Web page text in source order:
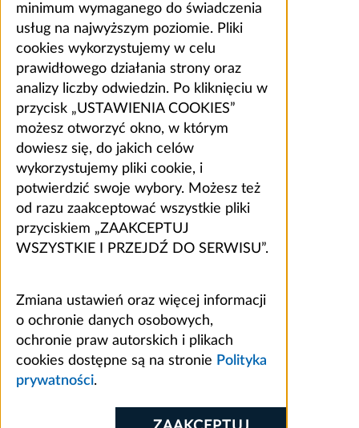
minimum wymaganego do świadczenia
usług na najwyższym poziomie. Pliki
cookies wykorzystujemy w celu
prawidłowego działania strony oraz
analizy liczby odwiedzin. Po kliknięciu w
przycisk „USTAWIENIA COOKIES”
możesz otworzyć okno, w którym
dowiesz się, do jakich celów
wykorzystujemy pliki cookie, i
potwierdzić swoje wybory. Możesz też
od razu zaakceptować wszystkie pliki
przyciskiem „ZAAKCEPTUJ
WSZYSTKIE I PRZEJDŹ DO SERWISU”.
Zmiana ustawień oraz więcej informacji
o ochronie danych osobowych,
ochronie praw autorskich i plikach
cookies dostępne są na stronie Polityka
prywatności.